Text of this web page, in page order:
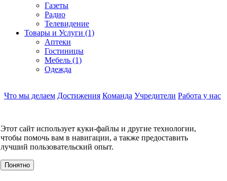
Газеты
Радио
Телевидение
Товары и Услуги (1)
Аптеки
Гостиницы
Мебель (1)
Одежда
Что мы делаем Достижения Команда Учредители Работа у нас
О компании
УСЛУГИ
События
Клиенты
МЕРОПРИЯТИЯ
Этот сайт использует куки-файлы и другие технологии,
чтобы помочь вам в навигации, а также предоставить
лучший пользовательский опыт.
Понятно